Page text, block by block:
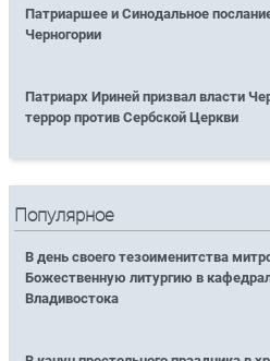
Патриаршее и Синодальное
Черногории
Патриарх Ириней призвал власти
террор против Сербской Церкви
Популярное
В день своего тезоименитства
Божественную литургию в
Владивостока